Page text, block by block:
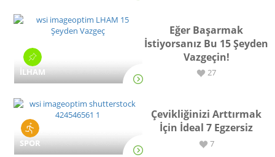
İLHAM
Eğer Başarmak
İstiyorsanız Bu 15 Şeyden
Vazgeçin!
27
SPOR
Çevikliğinizi Arttırmak
İçin İdeal 7 Egzersiz
7